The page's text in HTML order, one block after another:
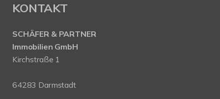
KONTAKT
SCHÄFER & PARTNER
Immobilien GmbH
Kirchstraße 1
64283 Darmstadt